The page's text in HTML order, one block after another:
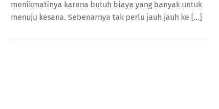
menikmatinya karena butuh biaya yang banyak untuk
menuju kesana. Sebenarnya tak perlu jauh jauh ke […]